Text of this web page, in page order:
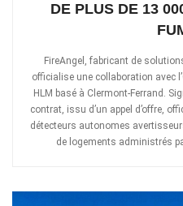
DE PLUS DE 13
FireAngel, fabricant de
officialise une collaboration avec
HLM basé à Clermont-Ferrand.
contrat, issu d’un appel d’offre,
détecteurs autonomes
de logements administrés